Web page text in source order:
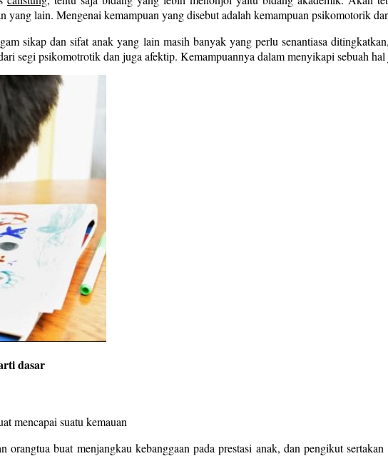
yang lain. Mengenai kemampuan yang disebut adalah kemampuan psikomotorik
sikap dan sifat anak yang lain masih banyak yang perlu senantiasa
segi psikomotrotik dan juga afektip. Kemampuannya dalam menyikapi sebuah
dasar
mencapai suatu kemauan
buat menjangkau kebanggaan pada prestasi anak, dan pengikut